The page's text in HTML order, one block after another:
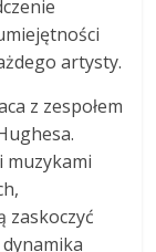
artysty.
z zespołem
muzykami
zaskoczyć